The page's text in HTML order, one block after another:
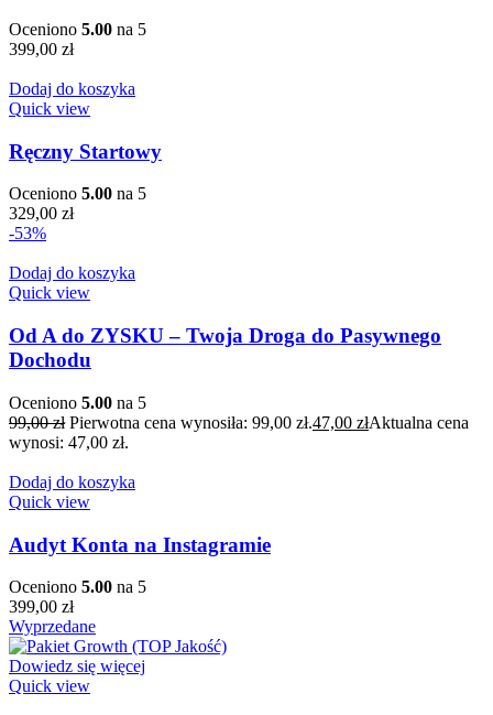
Oceniono 5.00 na 5
399,00 zł
Dodaj do koszyka
Quick view
Ręczny Startowy
Oceniono 5.00 na 5
329,00 zł
-53%
Dodaj do koszyka
Quick view
Od A do ZYSKU – Twoja Droga do Pasywnego
Dochodu
Oceniono 5.00 na 5
99,00zł Pierwotna cena wynosiła: 99,00 zł.47,00 złAktualna cena
wynosi: 47,00 zł.
Dodaj do koszyka
Quick view
Audyt Konta na Instagramie
Oceniono 5.00 na 5
399,00 zł
Wyprzedane
Dowiedz się więcej
Quick view